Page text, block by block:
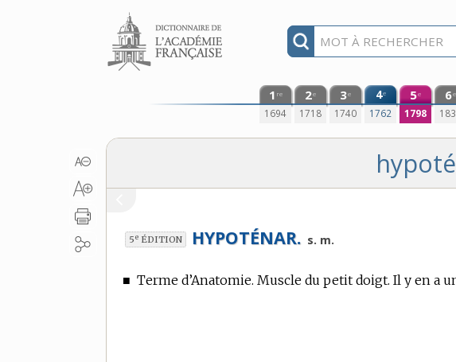
Aller au contenu
1 re
1694
2e
1718
3e
1740
4e
1762
5e
1798
6e
5e ÉDITION HYPOTÉNAR. s. m.
■ Terme d’Anatomie. Muscle du petit doigt. Il y en a